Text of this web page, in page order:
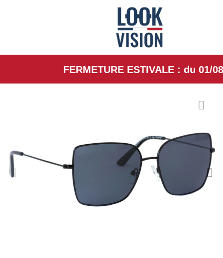
FERMETURE ESTIVALE : du 01/08/